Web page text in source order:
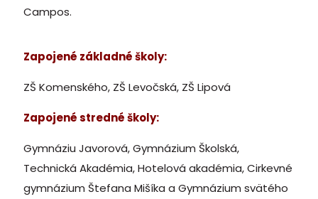
Campos.
Zapojené základné školy:
ZŠ Komenského, ZŠ Levočská, ZŠ Lipová
Zapojené stredné školy:
Gymnáziu Javorová, Gymnázium Školská,
Technická Akadémia, Hotelová akadémia, Cirkevné
gymnázium Štefana Mišíka a Gymnázium svätého